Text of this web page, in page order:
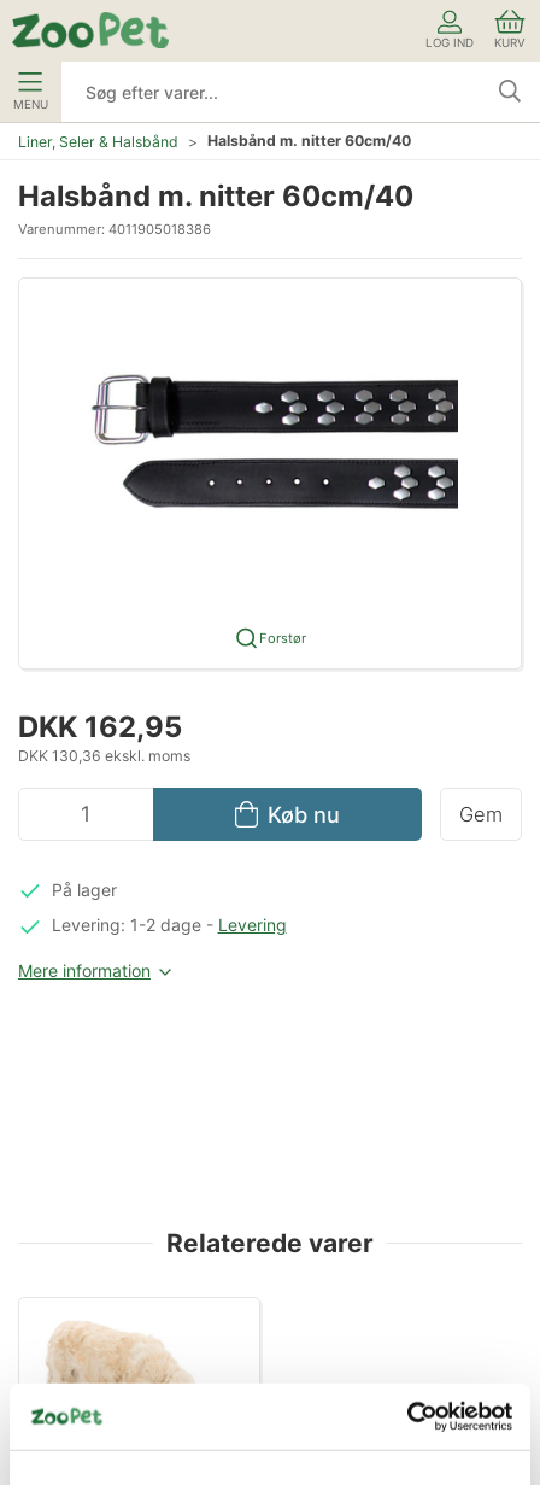
LOG IND KURV
MENU
Liner, Seler & Halsbånd Halsbånd m. nitter 60cm/40
Halsbånd m. nitter 60cm/40
Varenummer: 4011905018386
Forstør
DKK 162,95
DKK 130,36 ekskl. moms
Køb nu Gem
På lager
Levering: 1-2 dage- Levering
Mere information
Relaterede varer